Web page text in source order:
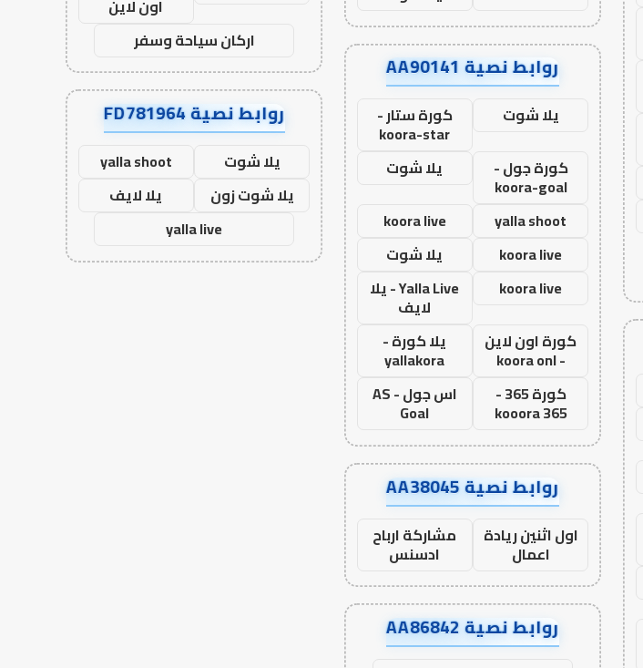
روابط نصية AA90141
يلا شوت كورة ستار -
koora-star
كورة جول -
koora-goal
يلا شوت
yalla shoot
koora live
koora live
يلا شوت
koora live
Yalla Live - يلا
لايف
كورة اون لاين
- koora onl
يلا كورة -
yallakora
كورة 365 -
kooora 365
اس جول - AS
Goal
روابط نصية AA38045
اول اثنين ريادة
اعمال
مشاركة ارباح
ادسنس
روابط نصية AA86842
اون لاين
اركان سياحة وسفر
روابط نصية FD781964
يلا شوت
yalla shoot
يلا شوت زون
يلا لايف
yalla live